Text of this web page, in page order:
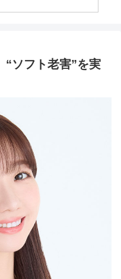
“ソフト老害”を実